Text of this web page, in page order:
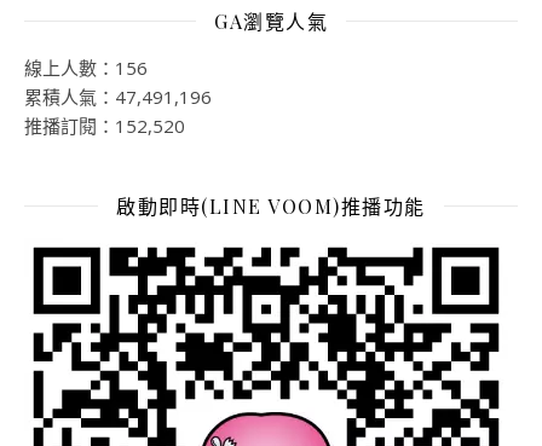
GA瀏覽人氣
線上人數：156
累積人氣：47,491,196
推播訂閱：152,520
啟動即時(LINE VOOM)推播功能